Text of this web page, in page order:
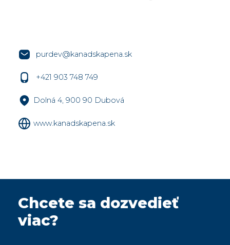
purdev@kanadskapena.sk
+421 903 748 749
Dolná 4, 900 90 Dubová
www.kanadskapena.sk
Chcete sa dozvedieť
viac?